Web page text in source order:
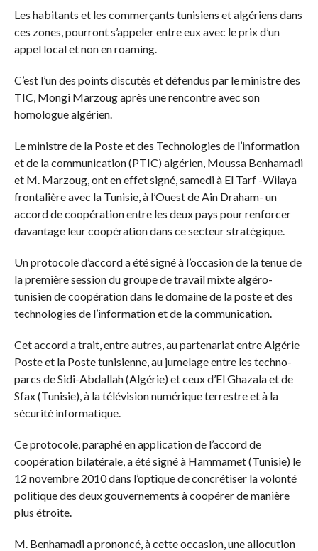
Les habitants et les commerçants tunisiens et algériens dans
ces zones, pourront s’appeler entre eux avec le prix d’un
appel local et non en roaming.
C’est l’un des points discutés et défendus par le ministre des
TIC, Mongi Marzoug après une rencontre avec son
homologue algérien.
Le ministre de la Poste et des Technologies de l’information
et de la communication (PTIC) algérien, Moussa Benhamadi
et M. Marzoug, ont en effet signé, samedi à El Tarf -Wilaya
frontalière avec la Tunisie, à l’Ouest de Ain Draham- un
accord de coopération entre les deux pays pour renforcer
davantage leur coopération dans ce secteur stratégique.
Un protocole d’accord a été signé à l’occasion de la tenue de
la première session du groupe de travail mixte algéro-
tunisien de coopération dans le domaine de la poste et des
technologies de l’information et de la communication.
Cet accord a trait, entre autres, au partenariat entre Algérie
Poste et la Poste tunisienne, au jumelage entre les techno-
parcs de Sidi-Abdallah (Algérie) et ceux d’El Ghazala et de
Sfax (Tunisie), à la télévision numérique terrestre et à la
sécurité informatique.
Ce protocole, paraphé en application de l’accord de
coopération bilatérale, a été signé à Hammamet (Tunisie) le
12 novembre 2010 dans l’optique de concrétiser la volonté
politique des deux gouvernements à coopérer de manière
plus étroite.
M. Benhamadi a prononcé, à cette occasion, une allocution